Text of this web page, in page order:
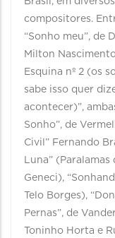
compositores.
“Sonho meu”, de
Milton
Esquina nº 2 (os
sabe isso quer
acontecer)”,
Sonho”, de
Civil” Fernando
Luna” (Paralamas
Geneci),
Telo Borges),
Pernas”, de
Toninho Horta e